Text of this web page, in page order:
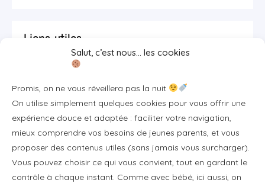
Salut, c’est nous… les cookies
Promis, on ne vous réveillera pas la nuit
On utilise simplement quelques cookies pour vous offrir une
expérience douce et adaptée : faciliter votre navigation,
mieux comprendre vos besoins de jeunes parents, et vous
proposer des contenus utiles (sans jamais vous surcharger).
Vous pouvez choisir ce qui vous convient, tout en gardant le
contrôle à chaque instant. Comme avec bébé, ici aussi, on
Liens utiles
Se connecter/S'inscrire
FAQ / Livraison & accès
À propos
Plan du site
Tous les articles